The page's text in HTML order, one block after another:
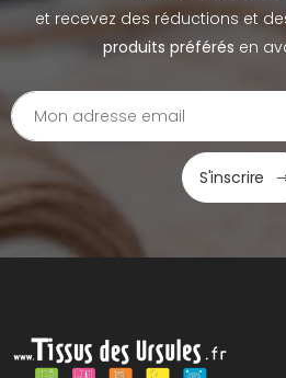
et recevez des réductions et
produits préférés en
S'inscrire